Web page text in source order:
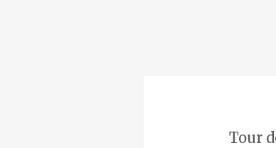
Tour